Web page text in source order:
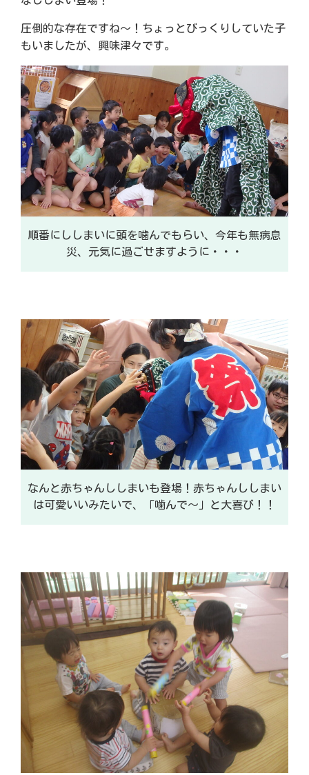
圧倒的な存在ですね～！ちょっとびっくりしていた子
もいましたが、興味津々です。
順番にししまいに頭を噛んでもらい、今年も無病息
災、元気に過ごせますように・・・
なんと赤ちゃんししまいも登場！赤ちゃんししまい
は可愛いいみたいで、「噛んで～」と大喜び！！